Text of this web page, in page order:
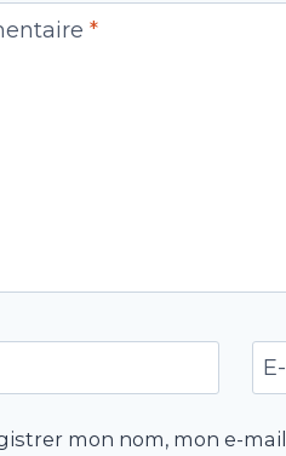
*
mon nom, mon e-